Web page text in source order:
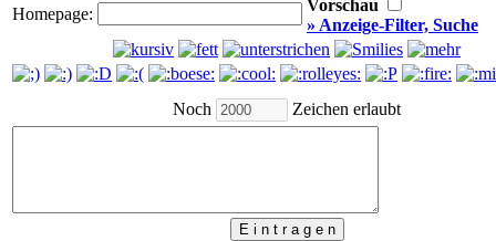
Homepage:
Vorschau
» Anzeige-Filter, Suche
Noch Zeichen erlaubt